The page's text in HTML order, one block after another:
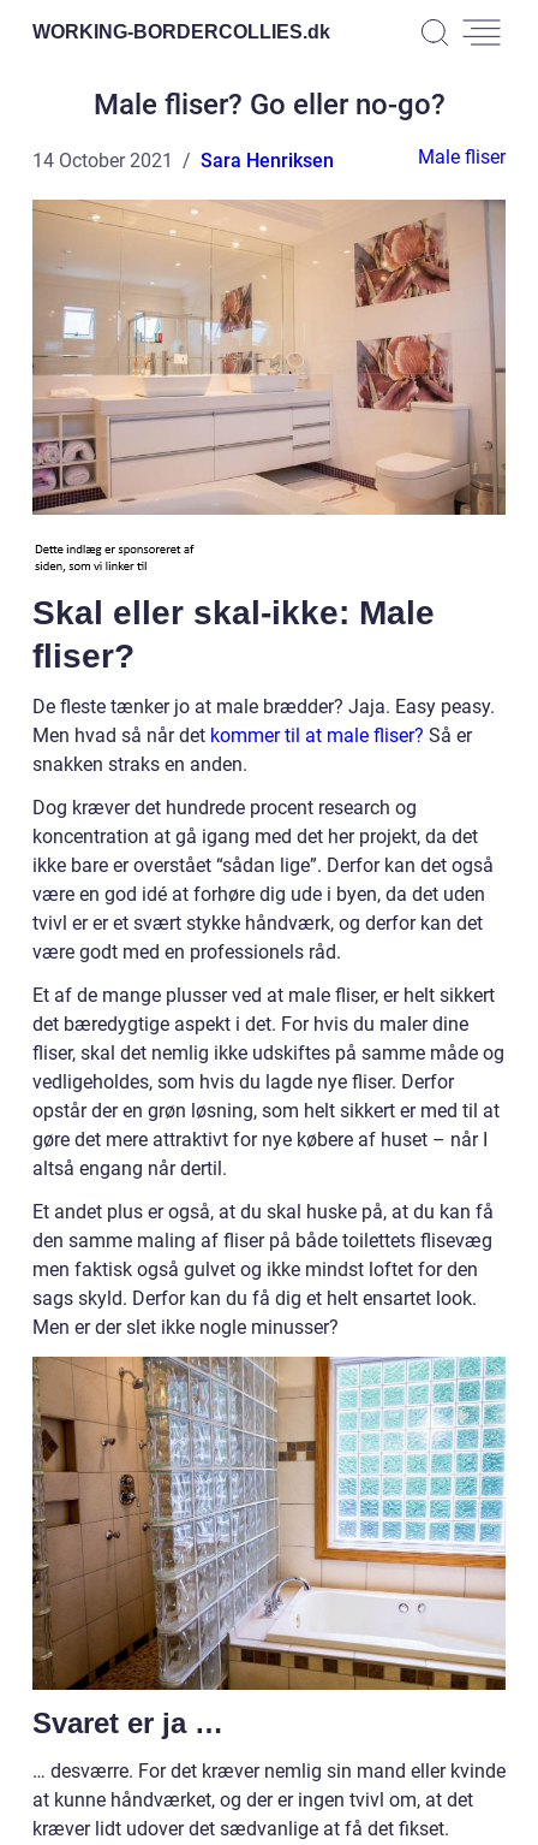
WORKING-BORDERCOLLIES.dk
Male fliser? Go eller no-go?
14 October 2021 Sara Henriksen Male fliser
Skal eller skal-ikke: Male
fliser?
De fleste tænker jo at male brædder? Jaja. Easy peasy.
Men hvad så når det kommer til at male fliser? Så er
snakken straks en anden.
Dog kræver det hundrede procent research og
koncentration at gå igang med det her projekt, da det
ikke bare er overstået “sådan lige”. Derfor kan det også
være en god idé at forhøre dig ude i byen, da det uden
tvivl er er et svært stykke håndværk, og derfor kan det
være godt med en professionels råd.
Et af de mange plusser ved at male fliser, er helt sikkert
det bæredygtige aspekt i det. For hvis du maler dine
fliser, skal det nemlig ikke udskiftes på samme måde og
vedligeholdes, som hvis du lagde nye fliser. Derfor
opstår der en grøn løsning, som helt sikkert er med til at
gøre det mere attraktivt for nye købere af huset – når I
altså engang når dertil.
Et andet plus er også, at du skal huske på, at du kan få
den samme maling af fliser på både toilettets flisevæg
men faktisk også gulvet og ikke mindst loftet for den
sags skyld. Derfor kan du få dig et helt ensartet look.
Men er der slet ikke nogle minusser?
Svaret er ja …
… desværre. For det kræver nemlig sin mand eller kvinde
at kunne håndværket, og der er ingen tvivl om, at det
kræver lidt udover det sædvanlige at få det fikset.